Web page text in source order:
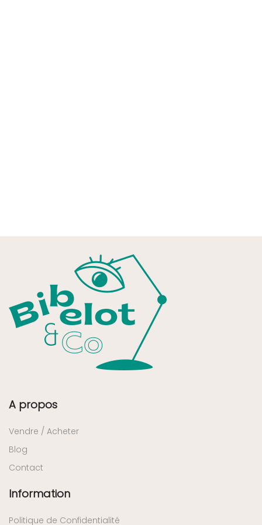
A propos
Vendre / Acheter
Blog
Contact
Information
Politique de Confidentialité